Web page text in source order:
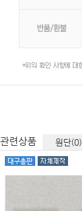
관련상품 원단(0)